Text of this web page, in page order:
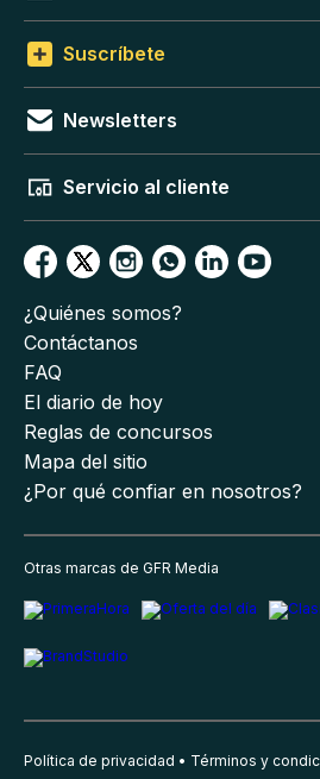
Suscríbete
Newsletters
Servicio al cliente
¿Quiénes somos?
Contáctanos
FAQ
El diario de hoy
Reglas de concursos
Mapa del sitio
¿Por qué confiar en nosotros?
Otras marcas de GFR Media
Política de privacidad Términos y